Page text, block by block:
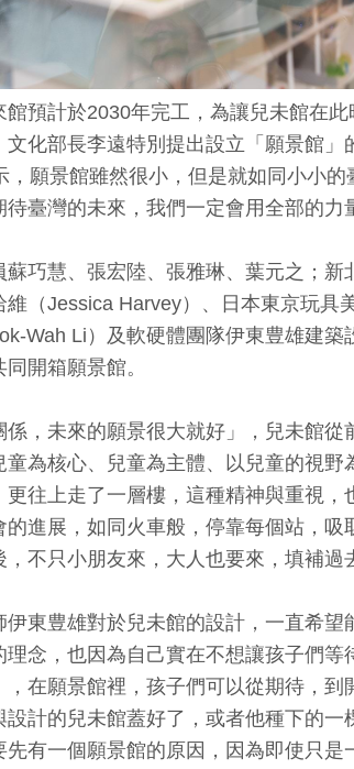
預計於2030年完工，為讓兒未館在
化部長李遠特別提出設立「願景館
願景館雖然很小，但是就如同小小
臺灣的未來，我們一定會用全部的力
巧慧、張宏陸、張雅琳、葉元之；
（Jessica Harvey）、日本東京玩具
Wah Li）及軟硬體團隊伊東豊雄建築
開箱願景館。
，未來的願景很大就好」，兒未館
為核心、兒童為主體、以兒童的視
往上走了一層樓，這種精神與重視
進展，如同火車般，停靠每個站，
不只小朋友來，大人也要來，填補過
伊東豊雄對於兒未館的設計，一直希
念，也因為自己實在不想讓孩子們
在願景館裡，孩子們可以從期待，
計的兒未館蓋好了，或者他種下的一
先有一個願景館的原因，因為即使只